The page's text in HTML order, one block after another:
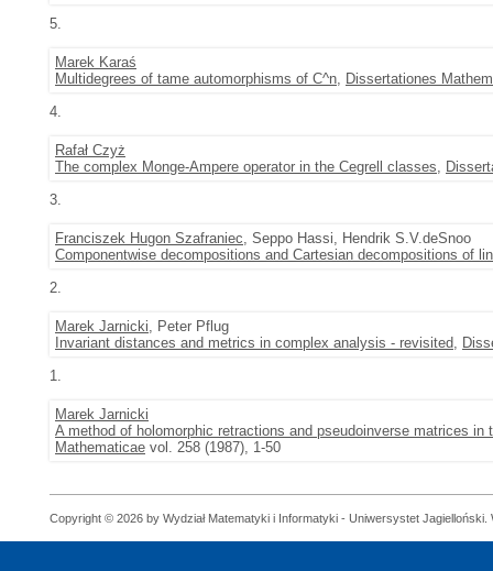
5.
Marek Karaś
Multidegrees of tame automorphisms of C^n, Dissertationes
4.
Rafał Czyż
The complex Monge-Ampere operator in the Cegrell classes,
3.
Franciszek Hugon Szafraniec, Seppo Hassi, Hendrik S.V.deSnoo
Componentwise decompositions and Cartesian decompositions of
2.
Marek Jarnicki, Peter Pflug
Invariant distances and metrics in complex analysis - revisited,
1.
Marek Jarnicki
A method of holomorphic retractions and pseudoinverse matrices
Mathematicae vol. 258 (1987), 1-50
Copyright © 2026 by Wydział Matematyki i Informatyki - Uniwersystet